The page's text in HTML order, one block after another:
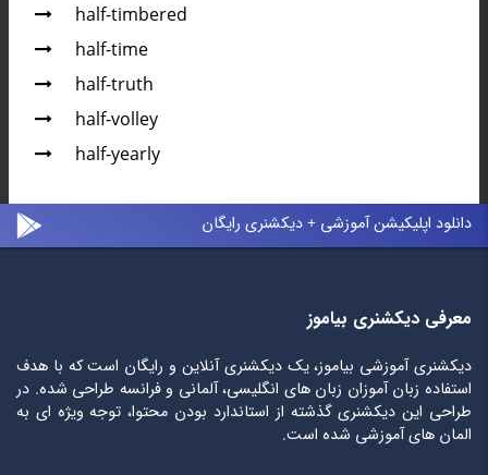
half-timbered
half-time
half-truth
half-volley
half-yearly
دانلود اپلیکیشن آموزشی + دیکشنری رایگان
معرفی دیکشنری بیاموز
دیکشنری آموزشی بیاموز، یک دیکشنری آنلاین و رایگان است که با هدف
استفاده زبان آموزان زبان های انگلیسی، آلمانی و فرانسه طراحی شده. در
طراحی این دیکشنری گذشته از استاندارد بودن محتوا، توجه ویژه ای به
المان های آموزشی شده است.